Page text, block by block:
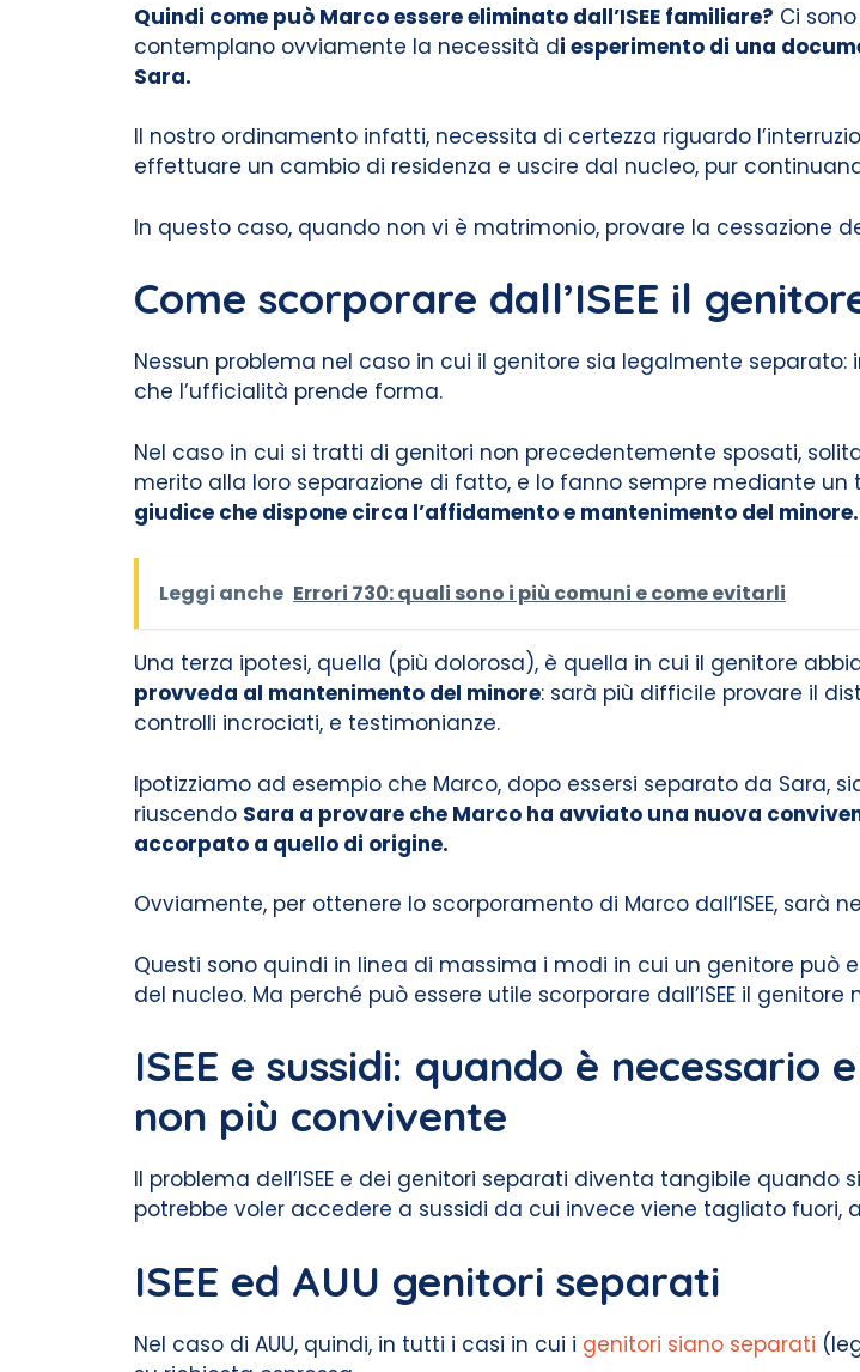
Quindi come può Marco essere eliminato dall’ISEE familiare? Ci
contemplano ovviamente la necessità di esperimento di una
Sara.
Il nostro ordinamento infatti, necessita di certezza riguardo
effettuare un cambio di residenza e uscire dal nucleo, pur
In questo caso, quando non vi è matrimonio, provare la cessazione
Come scorporare dall’ISEE il
Nessun problema nel caso in cui il genitore sia legalmente
che l’ufficialità prende forma.
Nel caso in cui si tratti di genitori non precedentemente sposati,
merito alla loro separazione di fatto, e lo fanno sempre mediante un
giudice che dispone circa l’affidamento e mantenimento del minore.
Leggi anche Errori 730: quali sono i più comuni e come evitarli
Una terza ipotesi, quella (più dolorosa), è quella in cui il genitore
provveda al mantenimento del minore: sarà più difficile provare il
controlli incrociati, e testimonianze.
Ipotizziamo ad esempio che Marco, dopo essersi separato da Sara,
riuscendo Sara a provare che Marco ha avviato una nuova
accorpato a quello di origine.
Ovviamente, per ottenere lo scorporamento di Marco dall’ISEE, sarà
Questi sono quindi in linea di massima i modi in cui un genitore può
del nucleo. Ma perché può essere utile scorporare dall’ISEE il genitore
ISEE e sussidi: quando è necessario
non più convivente
Il problema dell’ISEE e dei genitori separati diventa tangibile
potrebbe voler accedere a sussidi da cui invece viene tagliato fuori,
ISEE ed AUU genitori separati
Nel caso di AUU, quindi, in tutti i casi in cui i genitori siano separati